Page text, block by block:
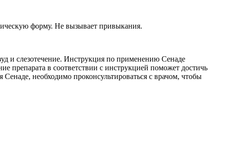
форму. Не вызывает привыкания.
и слезотечение. Инструкция по применению Сенаде
препарата в соответствии с инструкцией поможет достичь
необходимо проконсультироваться с врачом, чтобы